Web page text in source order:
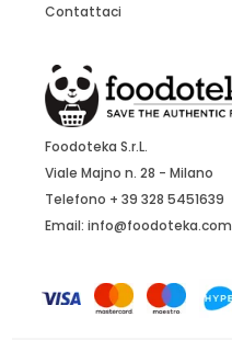
Contattaci
Foodoteka S.r.L.
Viale Majno n. 28 - Milano
Telefono + 39 328 5451639
Email:info@foodoteka.com